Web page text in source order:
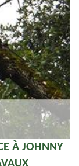
À JOHNNY